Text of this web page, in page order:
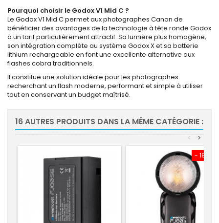
Pourquoi choisir le Godox V1 Mid C ?
Le Godox V1 Mid C permet aux photographes Canon de
bénéficier des avantages de la technologie à tête ronde Godox
à un tarif particulièrement attractif. Sa lumière plus homogène,
son intégration complète au système Godox X et sa batterie
lithium rechargeable en font une excellente alternative aux
flashes cobra traditionnels.
Il constitue une solution idéale pour les photographes
recherchant un flash moderne, performant et simple à utiliser
tout en conservant un budget maîtrisé.
16 AUTRES PRODUITS DANS LA MÊME CATÉGORIE :
>
<
- 181,08